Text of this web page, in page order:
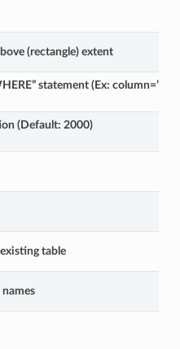
(rectangle) extent
statement (Ex:
(Default: 2000)
table